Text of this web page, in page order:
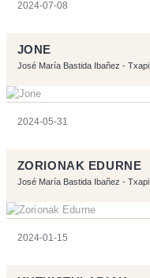
2024-07-08
JONE
José María Bastida Ibañez - Txapi
2024-05-31
ZORIONAK EDURNE
José María Bastida Ibañez - Txapi
2024-01-15